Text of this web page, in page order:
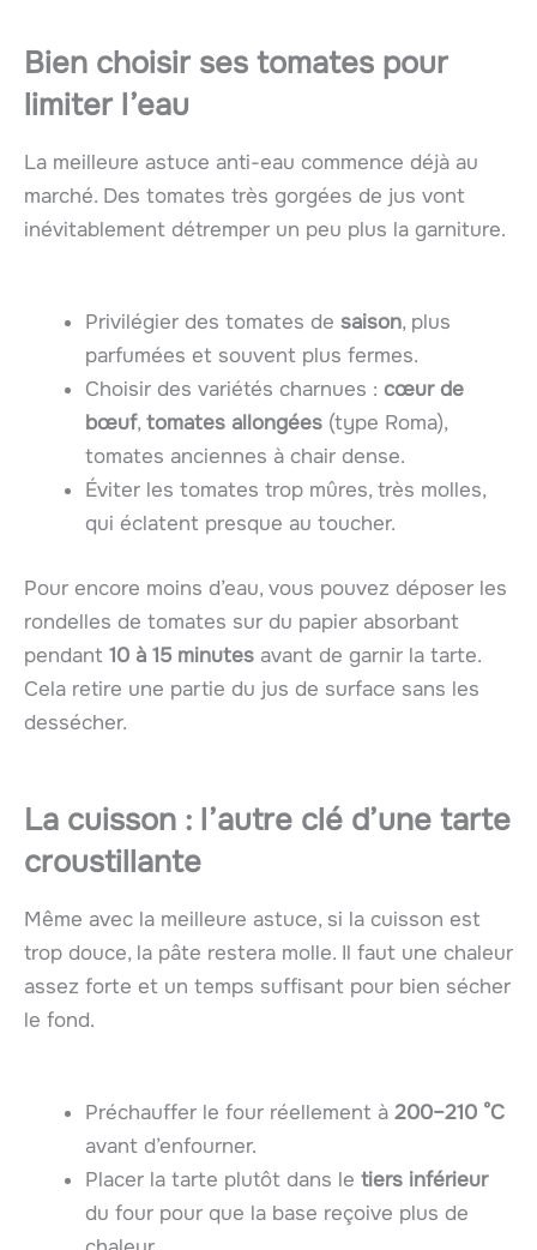
Bien choisir ses tomates pour
limiter l’eau
La meilleure astuce anti-eau commence déjà au
marché. Des tomates très gorgées de jus vont
inévitablement détremper un peu plus la garniture.
Privilégier des tomates de saison, plus
parfumées et souvent plus fermes.
Choisir des variétés charnues : cœur de
bœuf,tomates allongées (type Roma),
tomates anciennes à chair dense.
Éviter les tomates trop mûres, très molles,
qui éclatent presque au toucher.
Pour encore moins d’eau, vous pouvez déposer les
rondelles de tomates sur du papier absorbant
pendant 10 à 15 minutes avant de garnir la tarte.
Cela retire une partie du jus de surface sans les
dessécher.
La cuisson : l’autre clé d’une tarte
croustillante
Même avec la meilleure astuce, si la cuisson est
trop douce, la pâte restera molle. Il faut une chaleur
assez forte et un temps suffisant pour bien sécher
le fond.
Préchauffer le four réellement à 200–210 °C
avant d’enfourner.
Placer la tarte plutôt dans le tiers inférieur
du four pour que la base reçoive plus de